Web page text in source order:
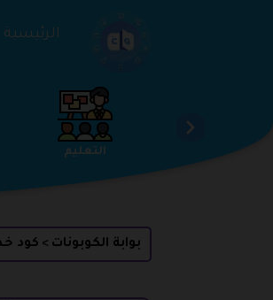
الرئيسية
الجمال والعناية الخدمات
بوابة الكوبونات > كود